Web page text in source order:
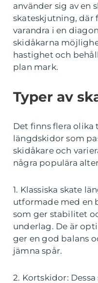
använder sig av en
skateskjutning, där
varandra i en
skidåkarna
hastighet och
plan mark.
Typer av
Det finns flera olika
längdskidor som
skidåkare och
några populära
1. Klassiska skate
utformade med en
som ger stabilitet
underlag. De är
ger en god balans
jämna spår.
2. Kortskidor: